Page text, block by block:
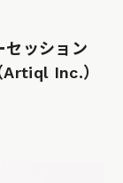
セッション
Artiql Inc.）